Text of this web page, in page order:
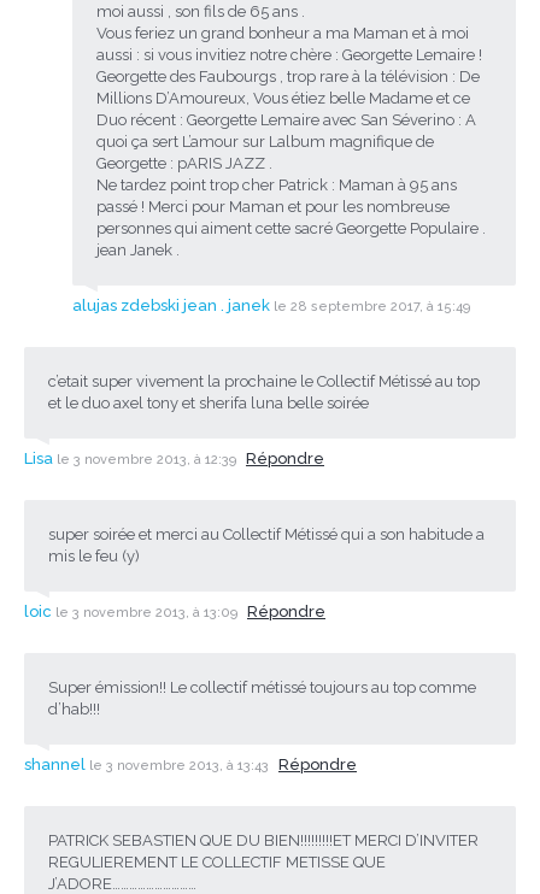
moi aussi , son fils de 65 ans .
Vous feriez un grand bonheur a ma Maman et à moi
aussi : si vous invitiez notre chère : Georgette Lemaire !
Georgette des Faubourgs , trop rare à la télévision : De
Millions D’Amoureux, Vous étiez belle Madame et ce
Duo récent : Georgette Lemaire avec San Séverino : A
quoi ça sert L’amour sur Lalbum magnifique de
Georgette : pARIS JAZZ .
Ne tardez point trop cher Patrick : Maman à 95 ans
passé ! Merci pour Maman et pour les nombreuse
personnes qui aiment cette sacré Georgette Populaire .
jean Janek .
alujas zdebski jean . janek le 28 septembre 2017, à 15:49
c’etait super vivement la prochaine le Collectif Métissé au top
et le duo axel tony et sherifa luna belle soirée
Lisa le 3 novembre 2013, à 12:39 Répondre
super soirée et merci au Collectif Métissé qui a son habitude a
mis le feu (y)
loic le 3 novembre 2013, à 13:09 Répondre
Super émission!! Le collectif métissé toujours au top comme
d’hab!!!
shannel le 3 novembre 2013, à 13:43 Répondre
PATRICK SEBASTIEN QUE DU BIEN!!!!!!!!!ET MERCI D’INVITER
REGULIEREMENT LE COLLECTIF METISSE QUE
J’ADORE…………………………